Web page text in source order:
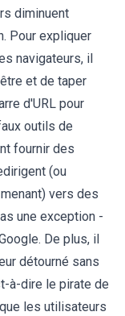
diminuent
Pour expliquer
navigateurs, il
et de taper
d'URL pour
outils de
fournir des
(ou
vers des
une exception -
De plus, il
détourné sans
à-dire le pirate de
les utilisateurs